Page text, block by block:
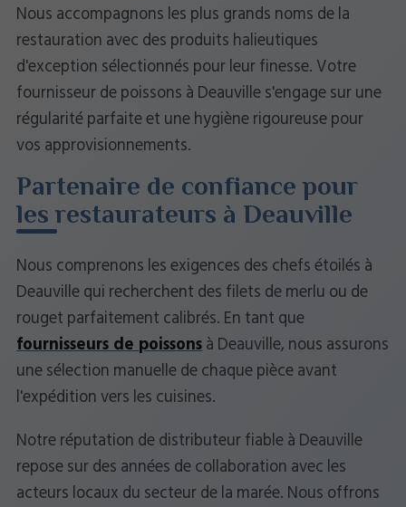
Nous accompagnons les plus grands noms de la
restauration avec des produits halieutiques
d'exception sélectionnés pour leur finesse. Votre
fournisseur de poissons à Deauville s'engage sur une
régularité parfaite et une hygiène rigoureuse pour
vos approvisionnements.
Partenaire de confiance pour
les restaurateurs à Deauville
Nous comprenons les exigences des chefs étoilés à
Deauville qui recherchent des filets de merlu ou de
rouget parfaitement calibrés. En tant que
fournisseurs de poissonsà Deauville, nous assurons
une sélection manuelle de chaque pièce avant
l'expédition vers les cuisines.
Notre réputation de distributeur fiable à Deauville
repose sur des années de collaboration avec les
acteurs locaux du secteur de la marée. Nous offrons